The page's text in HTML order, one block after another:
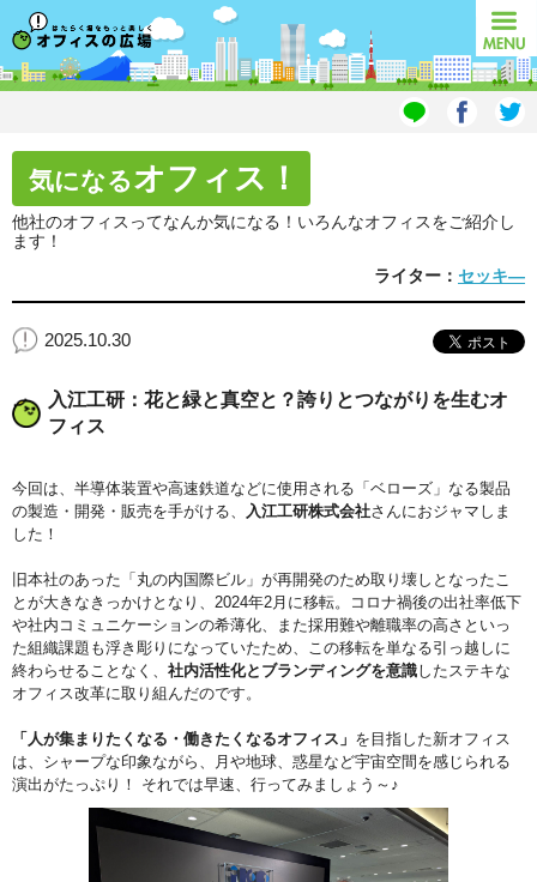
オフィスの広場 MENU
気になるオフィス！
他社のオフィスってなんか気になる！いろんなオフィスをご紹介し
ます！
ライター： セッキ―
2025.10.30
入江工研：花と緑と真空と？誇りとつながりを生むオ
フィス
今回は、半導体装置や高速鉄道などに使用される「ベローズ」なる製品
の製造・開発・販売を手がける、 入江工研株式会社さんにおジャマしま
した！
旧本社のあった「丸の内国際ビル」が再開発のため取り壊しとなったこ
とが大きなきっかけとなり、2024年2月に移転。コロナ禍後の出社率低下
や社内コミュニケーションの希薄化、また採用難や離職率の高さといっ
た組織課題も浮き彫りになっていたため、この移転を単なる引っ越しに
終わらせることなく、 社内活性化とブランディングを意識したステキな
オフィス改革に取り組んだのです。
「人が集まりたくなる・働きたくなるオフィス」 を目指した新オフィス
は、シャープな印象ながら、月や地球、惑星など宇宙空間を感じられる
演出がたっぷり！ それでは早速、行ってみましょう～♪